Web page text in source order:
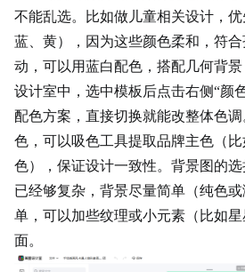
不能乱选。比如做儿童相关设计，优
蓝、黄），因为这些颜色柔和，符
动，可以用蓝白配色，搭配几何背
设计室中，选中模板后点击右侧“颜
配色方案，直接切换就能改整体色
色，可以吸色工具提取品牌主色（
色），保证设计一致性。背景图的
已经够复杂，背景尽量简单（纯色
单，可以加些纹理或小元素（比如
面。